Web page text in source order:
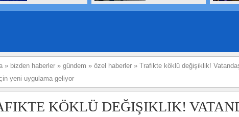
» bizden haberler » gündem » özel haberler » Trafikte köklü değişiklik!
yeni uygulama geliyor
KÖKLÜ DEĞIŞIKLIK!